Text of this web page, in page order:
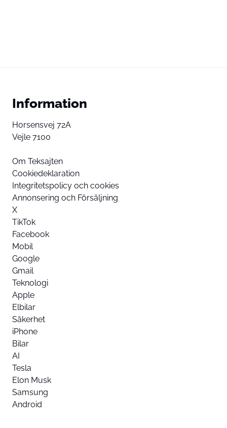
Information
Horsensvej 72A
Vejle 7100
Om Teksajten
Cookiedeklaration
Integritetspolicy och cookies
Annonsering och Försäljning
X
TikTok
Facebook
Mobil
Google
Gmail
Teknologi
Apple
Elbilar
Säkerhet
iPhone
Bilar
AI
Tesla
Elon Musk
Samsung
Android